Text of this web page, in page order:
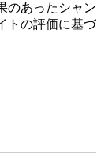
のあったシャン
トの評価に基づ